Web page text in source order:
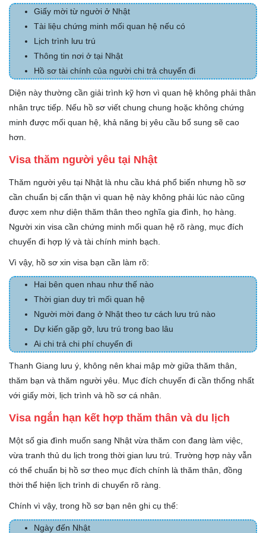
Giấy mời từ người ở Nhật
Tài liệu chứng minh mối quan hệ nếu có
Lịch trình lưu trú
Thông tin nơi ở tại Nhật
Hồ sơ tài chính của người chi trả chuyến đi
Diện này thường cần giải trình kỹ hơn vì quan hệ không phải thân
nhân trực tiếp. Nếu hồ sơ viết chung chung hoặc không chứng
minh được mối quan hệ, khả năng bị yêu cầu bổ sung sẽ cao
hơn.
Visa thăm người yêu tại Nhật
Thăm người yêu tại Nhật là nhu cầu khá phổ biến nhưng hồ sơ
cần chuẩn bị cẩn thận vì quan hệ này không phải lúc nào cũng
được xem như diện thăm thân theo nghĩa gia đình, họ hàng.
Người xin visa cần chứng minh mối quan hệ rõ ràng, mục đích
chuyến đi hợp lý và tài chính minh bạch.
Vì vậy, hồ sơ xin visa bạn cần làm rõ:
Hai bên quen nhau như thế nào
Thời gian duy trì mối quan hệ
Người mời đang ở Nhật theo tư cách lưu trú nào
Dự kiến gặp gỡ, lưu trú trong bao lâu
Ai chi trả chi phí chuyến đi
Thanh Giang lưu ý, không nên khai mập mờ giữa thăm thân,
thăm bạn và thăm người yêu. Mục đích chuyến đi cần thống nhất
với giấy mời, lịch trình và hồ sơ cá nhân.
Visa ngắn hạn kết hợp thăm thân và du lịch
Một số gia đình muốn sang Nhật vừa thăm con đang làm việc,
vừa tranh thủ du lịch trong thời gian lưu trú. Trường hợp này vẫn
có thể chuẩn bị hồ sơ theo mục đích chính là thăm thân, đồng
thời thể hiện lịch trình di chuyển rõ ràng.
Chính vì vậy, trong hồ sơ bạn nên ghi cụ thể:
Ngày đến Nhật